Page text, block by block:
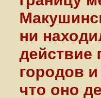
ни
действие
городов
что оно